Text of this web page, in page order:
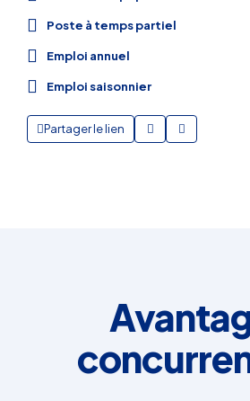
Poste à temps partiel
Emploi annuel
Emploi saisonnier
Partager le lien